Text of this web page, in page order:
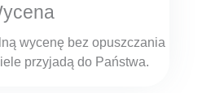
wycenę bez opuszczania
przyjadą do Państwa.